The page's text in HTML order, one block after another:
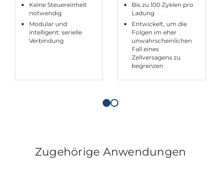
Keine Steuereinheit
notwendig
Modular und
intelligent: serielle
Verbindung
Bis zu 100 Zyklen pro
Ladung
Entwickelt, um die
Folgen im eher
unwahrscheinlichen
Fall eines
Zellversagens zu
begrenzen
Zugehörige Anwendungen